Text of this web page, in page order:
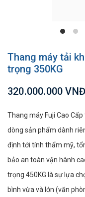
Thang máy tải
trọng 350KG
320.000.000 VNĐ
Thang máy Fuji Cao
dòng sản phẩm dành
định tới tính thẩm mỹ,
bảo an toàn vận hành
trọng 450KG là sự lựa
bình vừa và lớn (văn